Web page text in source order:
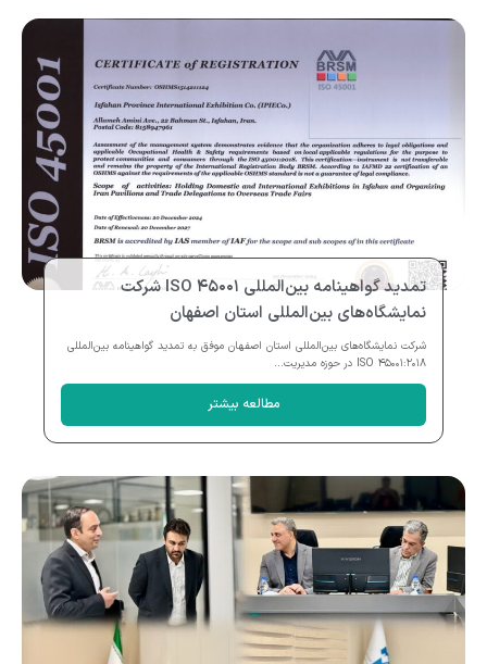
تمدید گواهینامه بین‌المللی ISO ۴۵۰۰۱ شرکت
نمایشگاه‌های بین‌المللی استان اصفهان
شرکت نمایشگاه‌های بین‌المللی استان اصفهان موفق به تمدید گواهینامه بین‌المللی
ISO ۴۵۰۰۱:۲۰۱۸ در حوزه مدیریت...
مطالعه بیشتر